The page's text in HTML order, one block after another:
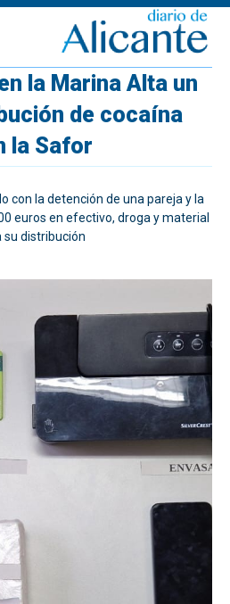
la Marina Alta un
de cocaína
la Safor
con la detención de una pareja y la
euros en efectivo, droga y material
su distribución